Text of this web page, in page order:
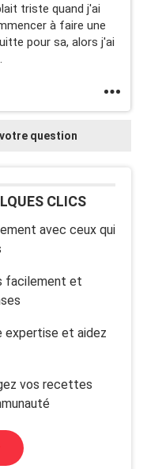
triste quand j'ai
à faire une
pour sa, alors j'ai
question
CLICS
avec ceux qui
facilement et
et aidez
vos recettes